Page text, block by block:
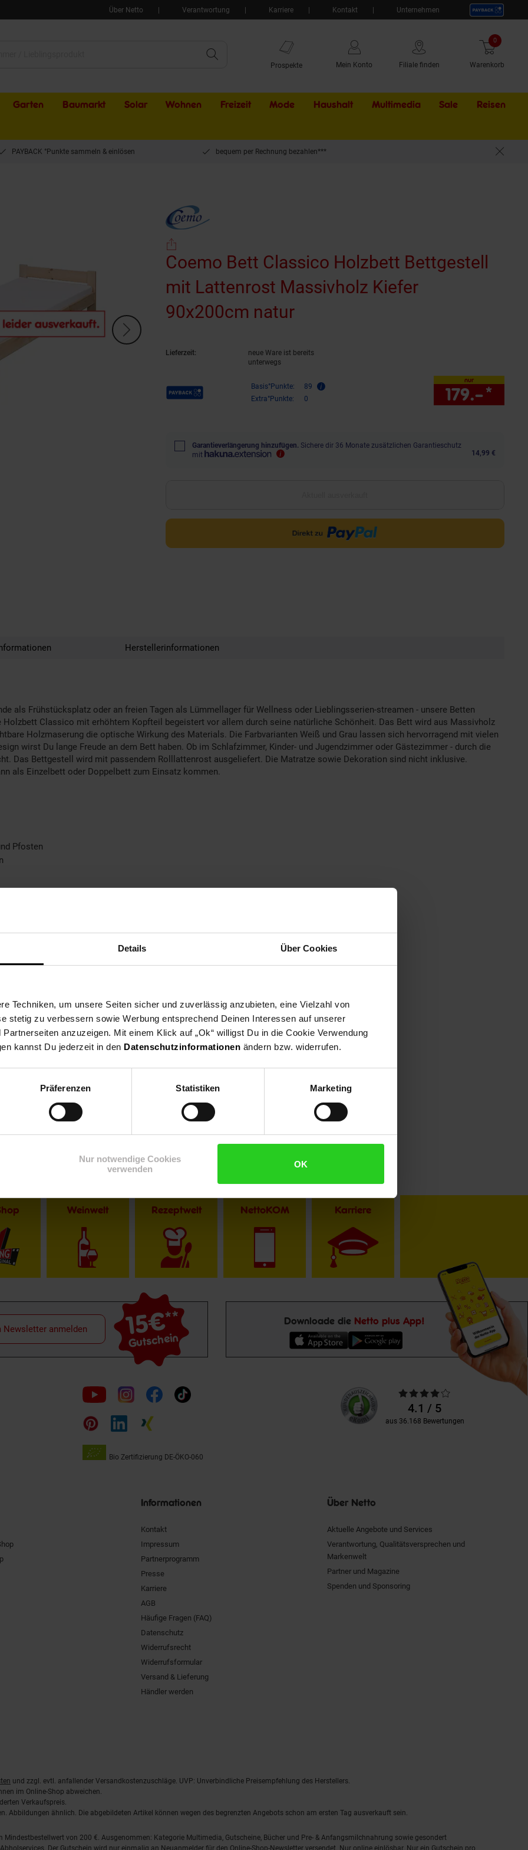
Details Über Cookies
Techniken, um unsere Seiten sicher und zuverlässig anzubieten, eine Vielzahl von
stetig zu verbessern sowie Werbung entsprechend Deinen Interessen auf unserer
anzuzeigen. Mit einem Klick auf „Ok“ willigst Du in die Cookie Verwendung
kannst Du jederzeit in den Datenschutzinformationen ändern bzw. widerrufen.
Präferenzen Statistiken Marketing
Nur notwendige Cookies
verwenden
OK
Über Netto Verantwortung Karriere Kontakt Unternehmen
Prospekte Mein Konto Filiale finden Warenkorb
0 Artikel
Garten Baumarkt Solar Wohnen Freizeit Mode Haushalt Multimedia Sale Externer
Reisen
PAYBACK °Punkte sammeln & einlösen bequem per Rechnung bezahlen***
Coemo Bett Classico Holzbett Bettgestell
mit Lattenrost Massivholz Kiefer
90x200cm natur(Produkt aktuell ausverkauft)
Lieferzeit:
neue Ware ist bereits
unterwegs
Payback Punkte Basis°Punkte:
89
Extra°Punkte:
0
nur
179.–*
Garantieverlängerung hinzufügen. Sichere dir 36 Monate zusätzlichen Garantieschutz
mit
14,99 €
Herstellerinformationen
als Frühstücksplatz oder an freien Tagen als Lümmellager für Wellness oder Lieblingsserien-streamen - unsere Betten
Classico mit erhöhtem Kopfteil begeistert vor allem durch seine natürliche Schönheit. Das Bett wird aus Massivholz
Holzmaserung die optische Wirkung des Materials. Die Farbvarianten Weiß und Grau lassen sich hervorragend mit vielen
wirst Du lange Freude an dem Bett haben. Ob im Schlafzimmer, Kinder- und Jugendzimmer oder Gästezimmer - durch die
Das Bettgestell wird mit passendem Rolllattenrost ausgeliefert. Die Matratze sowie Dekoration sind nicht inklusive.
als Einzelbett oder Doppelbett zum Einsatz kommen.
Pfosten
für eine leichte Montage
Weinwelt Rezeptwelt NettoKOM Karriere
15€**
Gutschein
Newsletter anmelden
Downloade die Netto plus App!
Folge
uns
auf
Bio Zertifizierung DE-ÖKO-060
Unsere
Kundenbewertungen
Durchschnittliche
Bewertungen4.1 / 5
aus 36.168 Bewertungen
Informationen
Kontakt
Impressum
Partnerprogramm
Presse
Karriere
AGB
Häufige Fragen (FAQ)
Datenschutz
Widerrufsrecht
Widerrufsformular
Versand & Lieferung
Händler werden
Über Netto
Aktuelle Angebote und Services
Verantwortung, Qualitätsversprechen und
Markenwelt
Partner und Magazine
Spenden und Sponsoring
und zzgl. evtl. anfallender Versandkostenzuschläge. UVP: Unverbindliche Preisempfehlung des Herstellers.
im Online-Shop abweichen.
Verkaufspreis.
Abbildungen ähnlich. Die abgebildeten Artikel können wegen des begrenzten Angebots schon am ersten Tag ausverkauft sein.
von 200 €. Ausgenommen: Kategorie Multimedia, Gutscheine, Bücher und Pre- & Anfangsmilchnahrung sowie gesondert